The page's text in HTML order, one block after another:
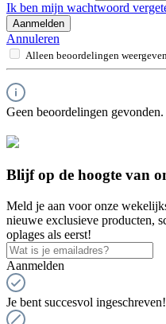
Ik ben mijn wachtwoord
Aanmelden
Annuleren
Alleen beoordelingen
Geen beoordelingen
Blijf op de hoogte van
Meld je aan voor onze
nieuwe exclusieve producten,
oplages als eerst!
Aanmelden
Je bent succesvol ingeschreven!